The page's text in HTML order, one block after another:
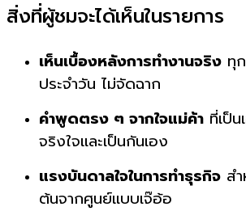
สิ่งที่ผู้ชมจะได้เห็นในรายการ
เห็นเบื้องหลังการทำงานจริง ทุ
ประจำวัน ไม่จัดฉาก
คำพูดตรง ๆ จากใจแม่ค้า ที่เป็
จริงใจและเป็นกันเอง
แรงบันดาลใจในการทำธุรกิจ ส
ต้นจากศูนย์แบบเจ๊อ้อ